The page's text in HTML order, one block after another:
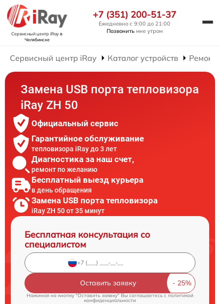
Сервисный центр iRayв
Челябинске
+7 (351) 200-51-37
Ежедневно с 9:00 до 21:00
Позвонить мне утром
Сервисный центр iRay Каталог устройств Ремонт
Замена USB порта тепловизора
iRay ZH 50
Официальный сервис
Гарантийное обслуживание
тепловизора iRay до 3 лет
Диагностика за наш счет,
ремонт по желанию
Бесплатный выезд курьера
в день обращения
Замена USB порта тепловизора
iRay ZH 50 от 35 минут
Бесплатная консультация со
специалистом
Оставить заявку
Нажимая на кнопку "Оставить заявку" Вы соглашаетесь cполитикой
конфиденциальности